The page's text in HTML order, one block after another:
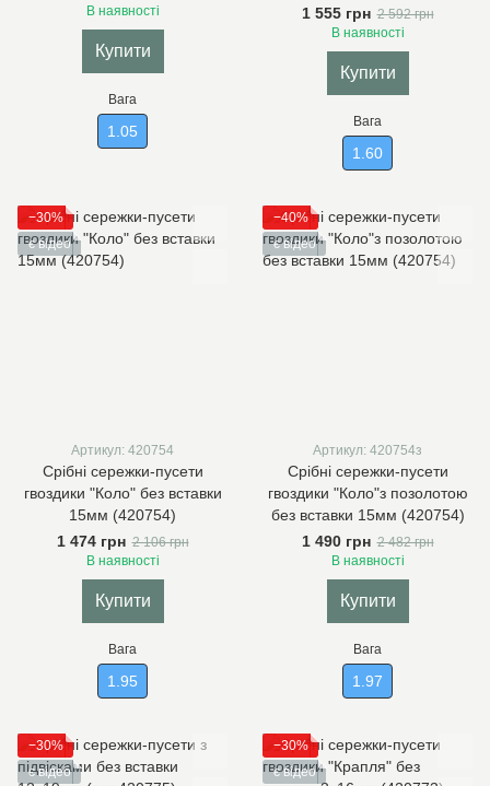
В наявності
Купити
Вага
1.05
1 555 грн 2 592 грн
В наявності
Купити
Вага
1.60
−30%
є відео
Артикул: 420754
Срібні сережки-пусети
гвоздики "Коло" без вставки
15мм (420754)
1 474 грн 2 106 грн
В наявності
Купити
Вага
1.95
−40%
є відео
Артикул: 420754з
Срібні сережки-пусети
гвоздики "Коло"з позолотою
без вставки 15мм (420754)
1 490 грн 2 482 грн
В наявності
Купити
Вага
1.97
−30%
є відео
−30%
є відео